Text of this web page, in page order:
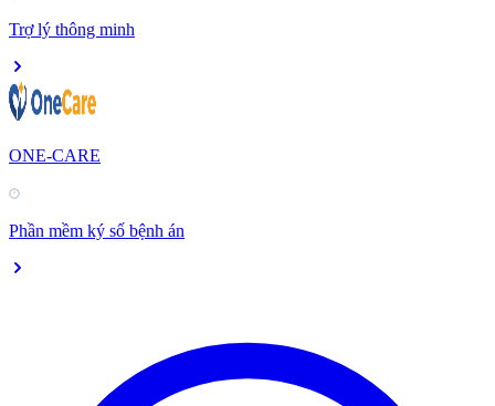
Trợ lý thông minh
ONE-CARE
Phần mềm ký số bệnh án